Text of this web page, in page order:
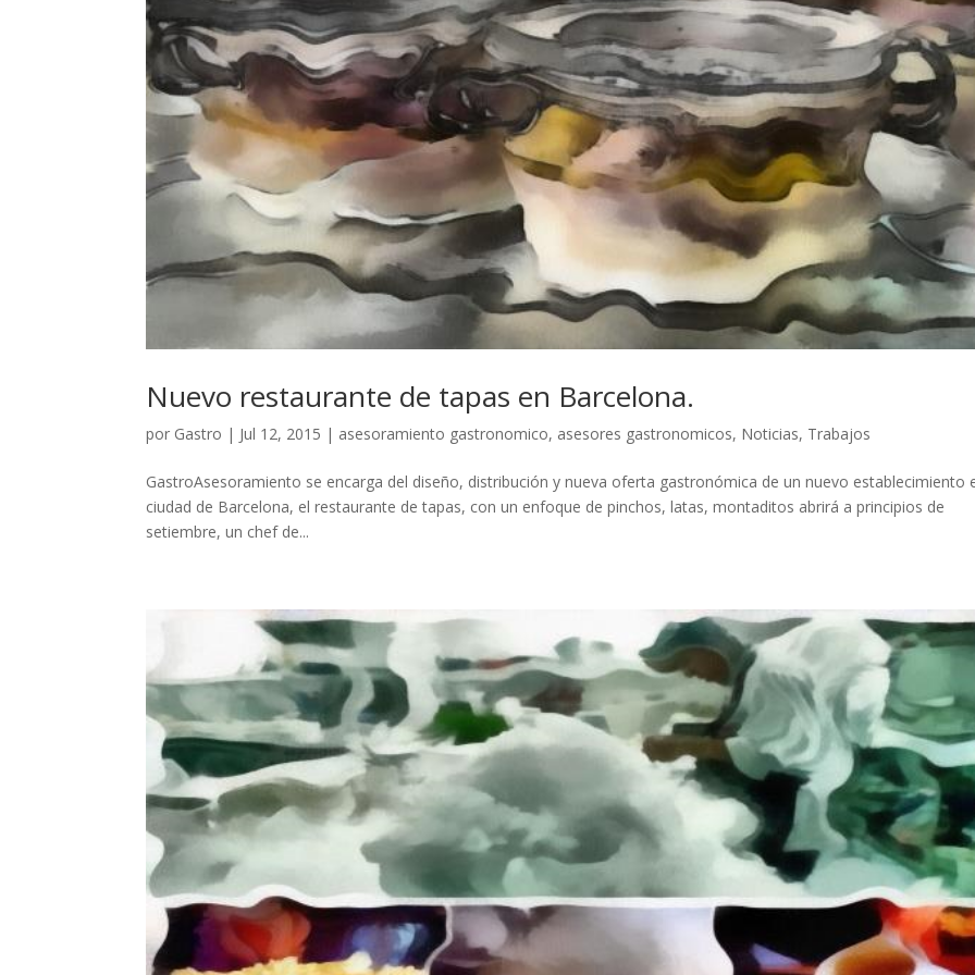
Nuevo restaurante de tapas en Barcelona.
por Gastro | Jul 12, 2015 | asesoramiento gastronomico, asesores gastronomicos, Noticias, Trabajos
GastroAsesoramiento se encarga del diseño, distribución y nueva oferta gastronómica de un nuevo establecimiento
ciudad de Barcelona, el restaurante de tapas, con un enfoque de pinchos, latas, montaditos abrirá a principios de
setiembre, un chef de...